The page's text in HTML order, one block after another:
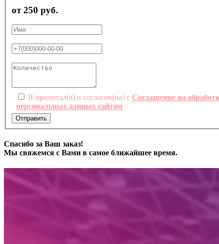
от 250 руб.
Я прочитал(а) и согласен(на) с Соглашение на
персональных данных сайтом
Отправить
Спасибо за Ваш заказ!
Мы свяжемся с Вами в самое ближайшее время.